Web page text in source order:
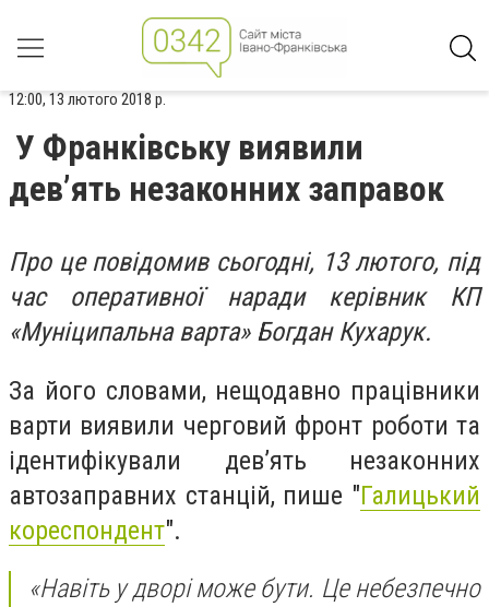
12:00, 13 лютого 2018 р.
У Франківську виявили
дев’ять незаконних заправок
Про це повідомив сьогодні, 13 лютого, під
час оперативної наради керівник КП
«Муніципальна варта» Богдан Кухарук.
За його словами, нещодавно працівники
варти виявили черговий фронт роботи та
ідентифікували дев’ять незаконних
автозаправних станцій, пише "Галицький
кореспондент".
«Навіть у дворі може бути. Це небезпечно